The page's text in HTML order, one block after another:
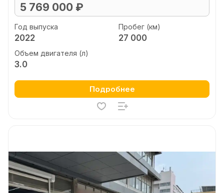
5 769 000 ₽
Год выпуска
2022
Пробег (км)
27 000
Объем двигателя (л)
3.0
Подробнее